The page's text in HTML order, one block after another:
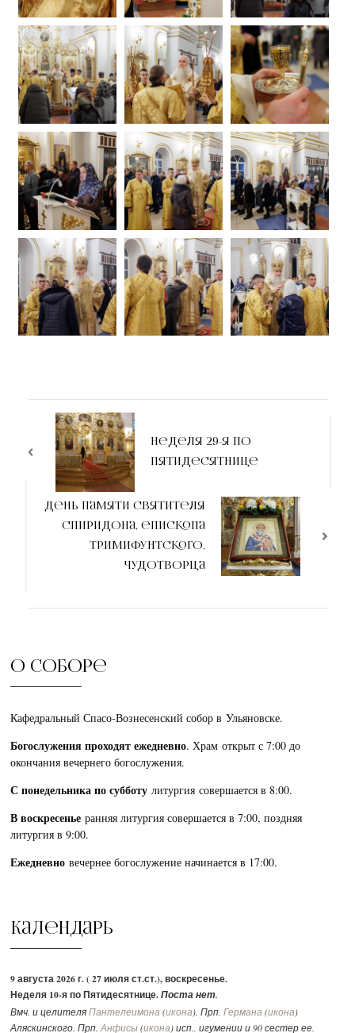
Неделя 29-я по
Пятидесятнице
День памяти святителя
Спиридона, епископа
Тримифунтского,
чудотворца
О соборе
Кафедральный Спасо-Вознесенский собор в Ульяновске.
Богослужения проходят ежедневно. Храм открыт с 7:00 до
окончания вечернего богослужения.
С понедельника по субботулитургия совершается в 8:00.
В воскресеньеранняя литургия совершается в 7:00, поздняя
литургия в 9:00.
Ежедневновечернее богослужение начинается в 17:00.
Календарь
9 августа 2026 г. ( 27 июля ст.ст.), воскресенье.
Неделя 10-я по Пятидесятнице.Поста нет.
Вмч. и целителяПантелеимона (икона). Прп.Германа (икона)
Аляскинского. Прп.Анфисы (икона) исп., игумении и 90 сестер ее.